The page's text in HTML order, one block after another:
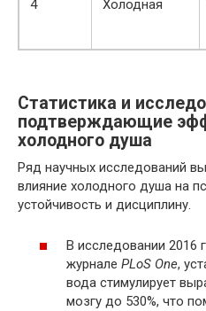
4 Холодная
Статистика и
подтверждающие
холодного душа
Ряд научных исследований
влияние холодного душа на
устойчивость и дисциплину.
В исследовании 2016
журнале PLoS One,
вода стимулирует
мозгу до 530%, что